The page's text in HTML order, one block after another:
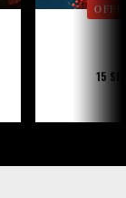
15